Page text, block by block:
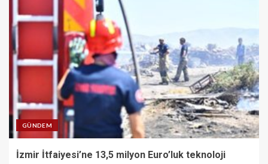
GÜNDEM
İzmir İtfaiyesi’ne 13,5 milyon Euro’luk teknoloji